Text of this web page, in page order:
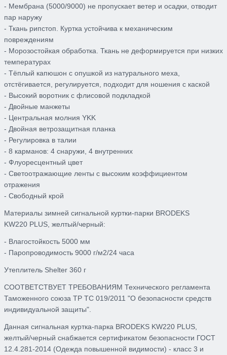
- Мембрана (5000/9000) не пропускает ветер и осадки, отводит
пар наружу
- Ткань рипстоп. Куртка устойчива к механическим
повреждениям
- Морозостойкая обработка. Ткань не деформируется при низких
температурах
- Тёплый капюшон с опушкой из натурального меха,
отстёгивается, регулируется, подходит для ношения с каской
- Высокий воротник с флисовой подкладкой
- Двойные манжеты
- Центральная молния YKK
- Двойная ветрозащитная планка
- Регулировка в талии
- 8 карманов: 4 снаружи, 4 внутренних
- Флуоресцентный цвет
- Светоотражающие ленты с высоким коэффициентом
отражения
- Свободный крой
Материалы зимней сигнальной куртки-парки BRODEKS
KW220 PLUS, желтый/черный:
- Влагостойкость 5000 мм
- Паропроводимость 9000 г/м2/24 часа
Утеплитель Shelter 360 г
СООТВЕТСТВУЕТ ТРЕБОВАНИЯМ Технического регламента
Таможенного союза ТР ТС 019/2011 "О безопасности средств
индивидуальной защиты".
Данная сигнальная куртка-парка BRODEKS KW220 PLUS
желтый/черный снабжается сертификатом безопасности ГОСТ
12.4.281-2014 (Одежда повышенной видимости) - класс 3 и